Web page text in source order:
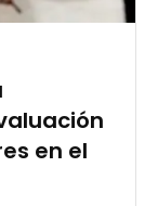
en el